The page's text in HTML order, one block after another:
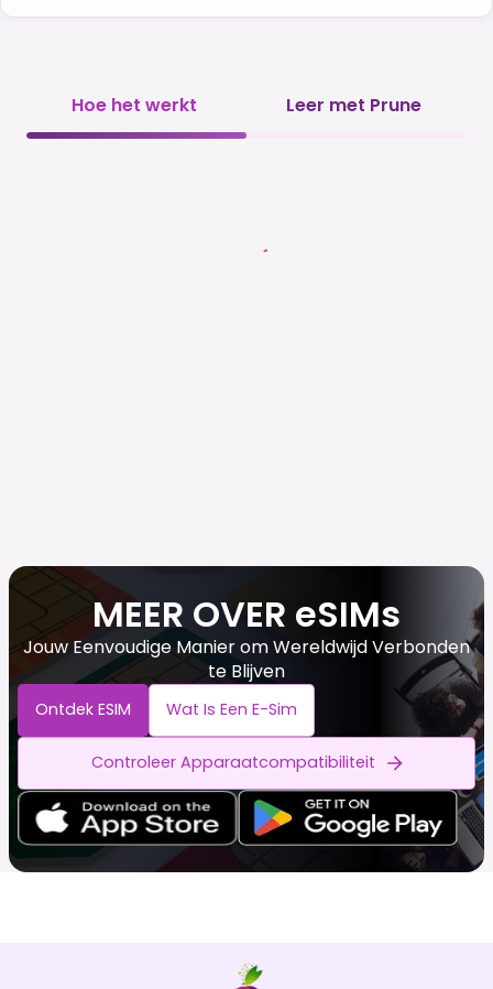
Hoe het werkt Leer met Prune
MEER OVER eSIMs
Jouw Eenvoudige Manier om Wereldwijd Verbonden
te Blijven
Ontdek ESIM Wat Is Een E-Sim
Controleer Apparaatcompatibiliteit